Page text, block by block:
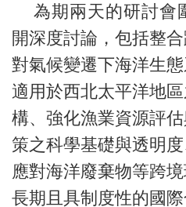
為期兩天的研討會
開深度討論，包括整
對氣候變遷下海洋生
適用於西北太平洋地
構、強化漁業資源評
策之科學基礎與透明
應對海洋廢棄物等跨
長期且具制度性的國